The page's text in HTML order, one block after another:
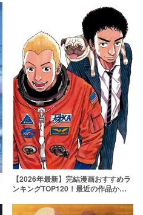
【2026年最新】完結漫画おすすめラ
ンキングTOP120！最近の作品から